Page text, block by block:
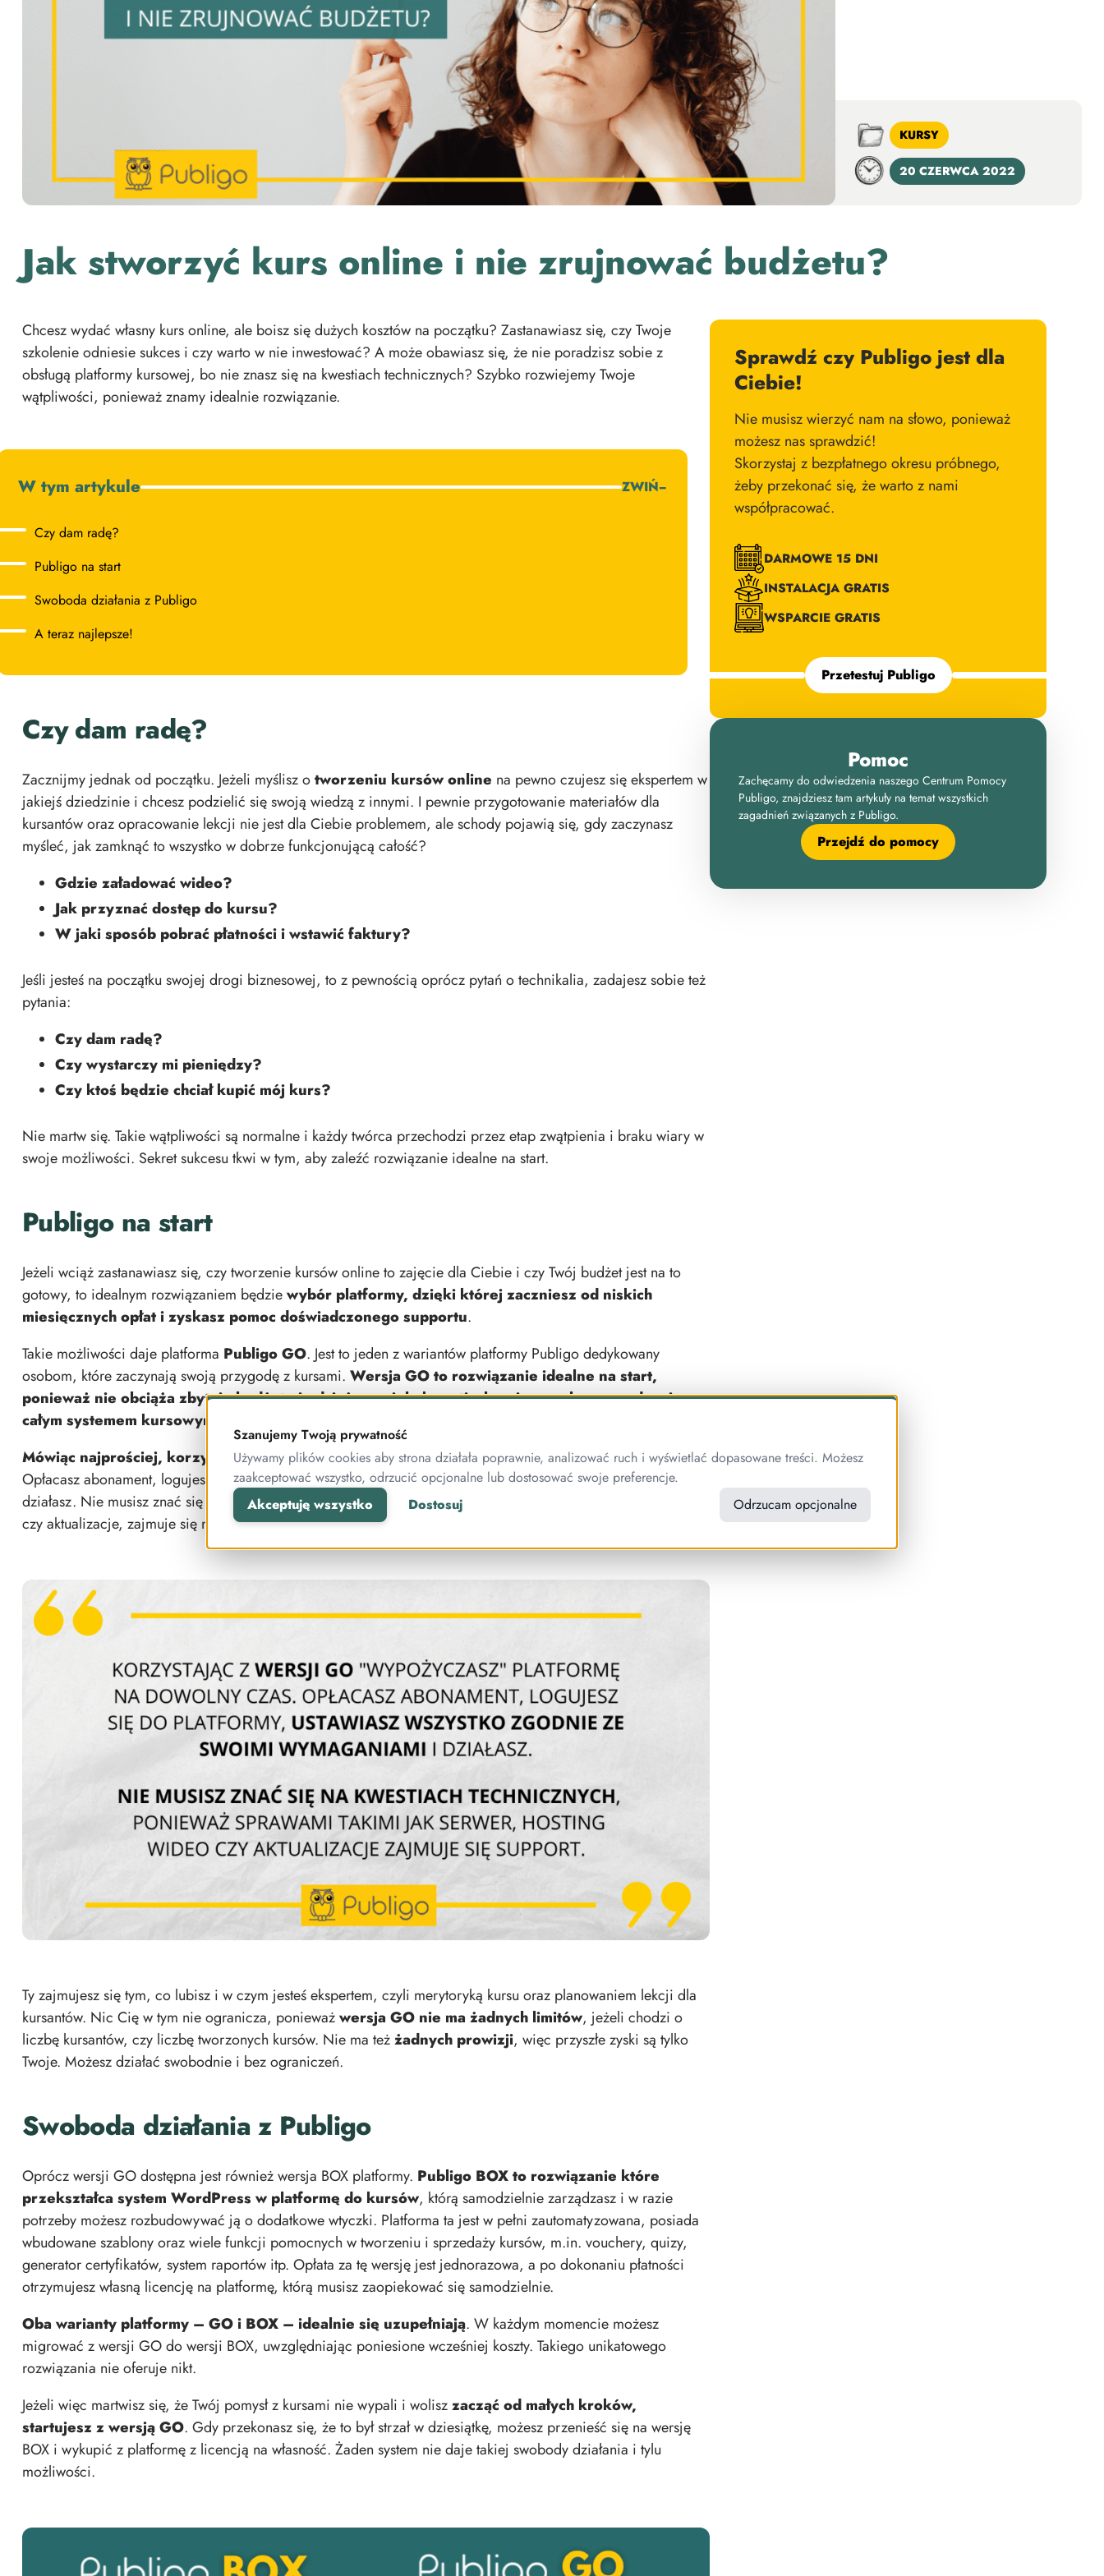
KURSY
20 CZERWCA 2022
Jak stworzyć kurs online i nie zrujnować budżetu?
Chcesz wydać własny kurs online, ale boisz się dużych kosztów na początku? Zastanawiasz się, czy Twoje
szkolenie odniesie sukces i czy warto w nie inwestować? A może obawiasz się, że nie poradzisz sobie z
obsługą platformy kursowej, bo nie znasz się na kwestiach technicznych? Szybko rozwiejemy Twoje
wątpliwości, ponieważ znamy idealnie rozwiązanie.
W tym artykule ZWIŃ−
Czy dam radę?
Publigo na start
Swoboda działania z Publigo
A teraz najlepsze!
Czy dam radę?
Zacznijmy jednak od początku. Jeżeli myślisz otworzeniu kursów online na pewno czujesz się ekspertem w
jakiejś dziedzinie i chcesz podzielić się swoją wiedzą z innymi. I pewnie przygotowanie materiałów dla
kursantów oraz opracowanie lekcji nie jest dla Ciebie problemem, ale schody pojawią się, gdy zaczynasz
myśleć, jak zamknąć to wszystko w dobrze funkcjonującą całość?
Gdzie załadować wideo?
Jak przyznać dostęp do kursu?
W jaki sposób pobrać płatności i wstawić faktury?
Jeśli jesteś na początku swojej drogi biznesowej, to z pewnością oprócz pytań o technikalia, zadajesz sobie też
pytania:
Czy dam radę?
Czy wystarczy mi pieniędzy?
Czy ktoś będzie chciał kupić mój kurs?
Nie martw się. Takie wątpliwości są normalne i każdy twórca przechodzi przez etap zwątpienia i braku wiary w
swoje możliwości. Sekret sukcesu tkwi w tym, aby zaleźć rozwiązanie idealne na start.
Publigo na start
Jeżeli wciąż zastanawiasz się, czy tworzenie kursów online to zajęcie dla Ciebie i czy Twój budżet jest na to
gotowy, to idealnym rozwiązaniem będziewybór platformy, dzięki której zaczniesz od niskich
miesięcznych opłat i zyskasz pomoc doświadczonego supportu.
Takie możliwości daje platforma Publigo GO. Jest to jeden z wariantów platformy Publigo dedykowany
osobom, które zaczynają swoją przygodę z kursami. Wersja GO to rozwiązanie idealne na start,
ponieważ nie obciąża zbytnio budżetu i odciąża w wielu kwestiach związanych z zarządzaniem
całym systemem kursowym.
Mówiąc najprościej, korzystając z wersji GO “wypożyczasz” platformę Publigo na dowolny czas.
Opłacasz abonament, logujesz się do platformy, ustawiasz wszystko zgodnie ze swoimi wymaganiami i
działasz. Nie musisz znać się na kwestiach technicznych, ponieważ sprawami takimi jak serwer, hosting wideo
czy aktualizacje, zajmuje się nasz support.
Ty zajmujesz się tym, co lubisz i w czym jesteś ekspertem, czyli merytoryką kursu oraz planowaniem lekcji dla
kursantów. Nic Cię w tym nie ogranicza, ponieważwersja GO nie ma żadnych limitów, jeżeli chodzi o
liczbę kursantów, czy liczbę tworzonych kursów. Nie ma teżżadnych prowizji, więc przyszłe zyski są tylko
Twoje. Możesz działać swobodnie i bez ograniczeń.
Swoboda działania z Publigo
Oprócz wersji GO dostępna jest również wersja BOX platformy. Publigo BOX to rozwiązanie które
przekształca system WordPress w platformę do kursów, którą samodzielnie zarządzasz i w razie
potrzeby możesz rozbudowywać ją o dodatkowe wtyczki. Platforma ta jest w pełni zautomatyzowana, posiada
wbudowane szablony oraz wiele funkcji pomocnych w tworzeniu i sprzedaży kursów, m.in. vouchery, quizy,
generator certyfikatów, system raportów itp. Opłata za tę wersję jest jednorazowa, a po dokonaniu płatności
otrzymujesz własną licencję na platformę, którą musisz zaopiekować się samodzielnie.
Oba warianty platformy – GO i BOX – idealnie się uzupełniają. W każdym momencie możesz
migrować z wersji GO do wersji BOX, uwzględniając poniesione wcześniej koszty. Takiego unikatowego
rozwiązania nie oferuje nikt.
Jeżeli więc martwisz się, że Twój pomysł z kursami nie wypali i woliszzacząć od małych kroków,
startujesz z wersją GO. Gdy przekonasz się, że to był strzał w dziesiątkę, możesz przenieść się na wersję
BOX i wykupić z platformę z licencją na własność. Żaden system nie daje takiej swobody działania i tylu
możliwości.
Sprawdź czy Publigo jest dla
Ciebie!
Nie musisz wierzyć nam na słowo, ponieważ
możesz nas sprawdzić!
Skorzystaj z bezpłatnego okresu próbnego,
żeby przekonać się, że warto z nami
współpracować.
DARMOWE 15 DNI
INSTALACJA GRATIS
WSPARCIE GRATIS
Przetestuj Publigo
Pomoc
Zachęcamy do odwiedzenia naszego Centrum Pomocy
Publigo, znajdziesz tam artykuły na temat wszystkich
zagadnień związanych z Publigo.
Przejdź do pomocy
Szanujemy Twoją prywatność
Używamy plików cookies aby strona działała poprawnie, analizować ruch i wyświetlać dopasowane treści. Możesz
zaakceptować wszystko, odrzucić opcjonalne lub dostosować swoje preferencje.
Akceptuję wszystko
Dostosuj Odrzucam opcjonalne